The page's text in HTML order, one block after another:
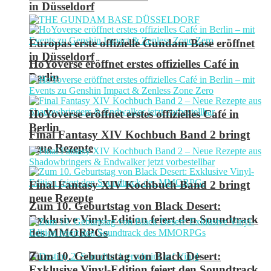
in Düsseldorf
HoYoverse eröffnet erstes offizielles Café in
Berlin
Final Fantasy XIV Kochbuch Band 2 bringt
neue Rezepte
Zum 10. Geburtstag von Black Desert:
Exklusive Vinyl-Edition feiert den Soundtrack
des MMORPGs
Europas erste offizielle Gundam Base eröffnet
in Düsseldorf
HoYoverse eröffnet erstes offizielles Café in
Berlin
Final Fantasy XIV Kochbuch Band 2 bringt
neue Rezepte
Zum 10. Geburtstag von Black Desert: